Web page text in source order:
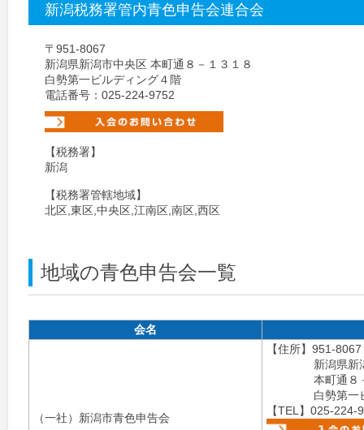
新潟税務署管内青色申告会連合会
〒951-8067
新潟県新潟市中央区 本町通８－１３１８
白勢第一ビルディング４階
電話番号：025-224-9752
【税務署】
新潟
【税務署管轄地域】
北区,東区,中央区,江南区,南区,西区
地域の青色申告会一覧
会名
（一社）新潟市青色申告会
【住所】951-8067
新潟県新
本町通８
白勢第一
【TEL】025-224-